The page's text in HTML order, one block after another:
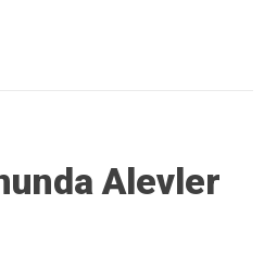
Alevler